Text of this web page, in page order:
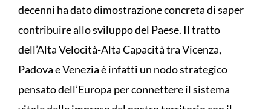
decenni ha dato dimostrazione concreta di saper
contribuire allo sviluppo del Paese. Il tratto
dell’Alta Velocità-Alta Capacità tra Vicenza,
Padova e Venezia è infatti un nodo strategico
pensato dell’Europa per connettere il sistema